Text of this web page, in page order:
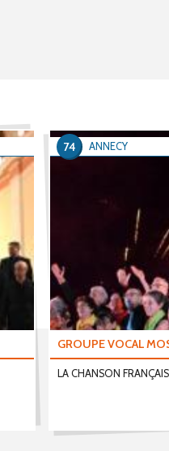
GROUPE VOCAL
LA CHANSON
ANNECY
74